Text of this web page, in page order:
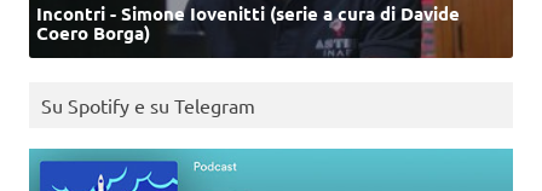
Incontri - Simone Iovenitti (serie a cura di Davide
Coero Borga)
Su Spotify e su Telegram